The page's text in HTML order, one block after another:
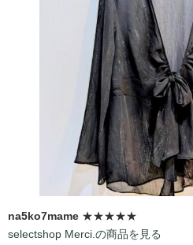
na5ko7mame ★★★★★
selectshop Merci.の商品を見る